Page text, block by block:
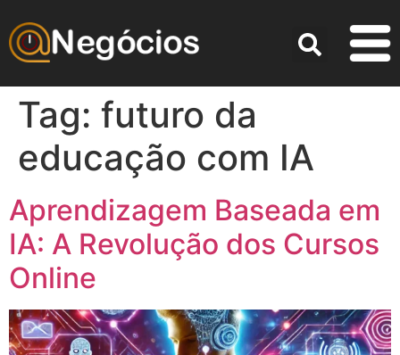
Tag: futuro da
educação com IA
Aprendizagem Baseada em
IA: A Revolução dos Cursos
Online